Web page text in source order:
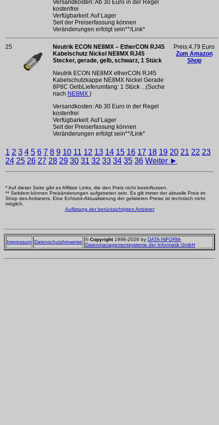
Versandkosten: Ab 30 Euro in der Regel
kostenfrei
Verfügbarkeit: Auf Lager
Seit der Preiserfassung können
Veränderungen erfolgt sein**/Link*
25
Neutrik ECON NE8MX – EtherCON RJ45
Kabelschutz Nickel NE8MX RJ45
Stecker, gerade, gelb, schwarz, 1 Stück
Neutrik ECON NE8MX etherCON RJ45
Kabelschutzkappe NE8MX Nickel Gerade
8P8C GelbLieferumfang: 1 Stück ...(Suche
nach NE8MX )
Versandkosten: Ab 30 Euro in der Regel
kostenfrei
Verfügbarkeit: Auf Lager
Seit der Preiserfassung können
Veränderungen erfolgt sein**/Link*
Preis:4,79 Euro
Zum Amazon
Shop
1 2 3 4 5 6 7 8 9 10 11 12 13 14 15 16 17 18 19 20 21 22 23
24 25 26 27 28 29 30 31 32 33 34 35 36 Weiter ►
* Auf dieser Seite gibt es Affilate Links, die den Preis nicht beeinflussen.
** Seitdem können Preisänderungen aufgetreten sein. Es gilt immer der aktuelle Preis im
Shop des Anbieters. Eine Echtzeit-Aktualisierung der gelisteten Preise ist technisch nicht
möglich.
Auflistung der berücksichtigten Anbieter
Impressum Datenschutzhinweise ©Copyright1998-2026 by DATA INFORM-
Datenmanagementsysteme der Informatik GmbH